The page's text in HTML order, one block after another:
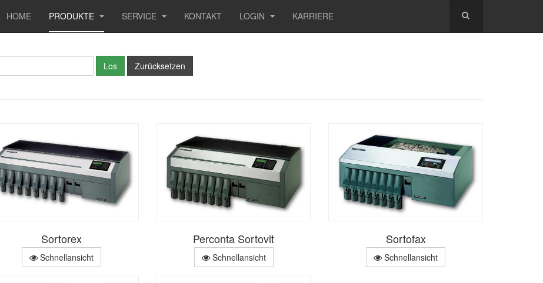
HOME PRODUKTE SERVICE KONTAKT LOGIN KARRIERE
Sortorex
Schnellansicht
Perconta Sortovit
Schnellansicht
Sortofax
Schnellansicht